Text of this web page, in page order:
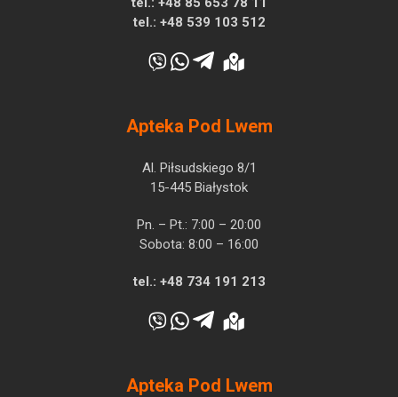
tel.: +48 539 103 512
Apteka Pod Lwem
Al. Piłsudskiego 8/1
15-445 Białystok
Pn. – Pt.: 7:00 – 20:00
Sobota: 8:00 – 16:00
tel.: +48 734 191 213
Apteka Pod Lwem